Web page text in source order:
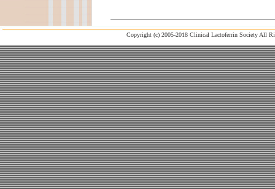
Copyright (c) 2005-2018 Clinical Lactoferrin Society All